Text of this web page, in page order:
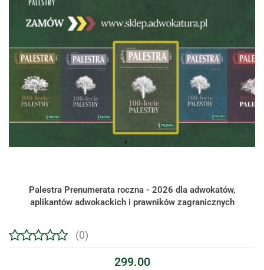
Palestra Prenumerata roczna - 2026 dla adwokatów,
aplikantów adwokackich i prawników zagranicznych
(0)
299.00